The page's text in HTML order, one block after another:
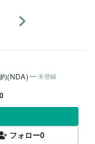
(NDA) 未登録
0
フォロー0